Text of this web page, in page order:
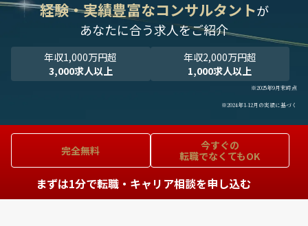
経験・実績豊富なコンサルタントが
あなたに合う求人をご紹介
年収1,000万円超
3,000求人以上
年収2,000万円超
1,000求人以上
※2025年9月末時点
※2024年1-12月の実績に基づく
完全無料
今すぐの
転職でなくてもOK
まずは1分で転職・キャリア相談を申し込む